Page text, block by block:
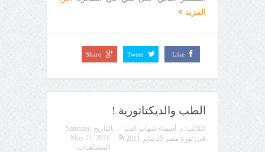
المزيد
Like
Tweet
Share
الطب والديكتاتورية !
الكاتب: د. أسماء شهاب الدين التاريخ Saturday,
May 21, 2016
في: ثورة مصر 25 يناير 2011
المشاهدات